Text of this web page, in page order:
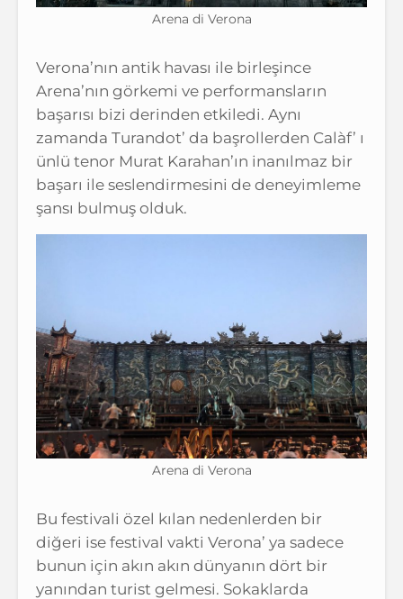
Arena di Verona
Verona’nın antik havası ile birleşince
Arena’nın görkemi ve performansların
başarısı bizi derinden etkiledi. Aynı
zamanda Turandot’ da başrollerden Calàf’ ı
ünlü tenor Murat Karahan’ın inanılmaz bir
başarı ile seslendirmesini de deneyimleme
şansı bulmuş olduk.
Arena di Verona
Bu festivali özel kılan nedenlerden bir
diğeri ise festival vakti Verona’ ya sadece
bunun için akın akın dünyanın dört bir
yanından turist gelmesi. Sokaklarda